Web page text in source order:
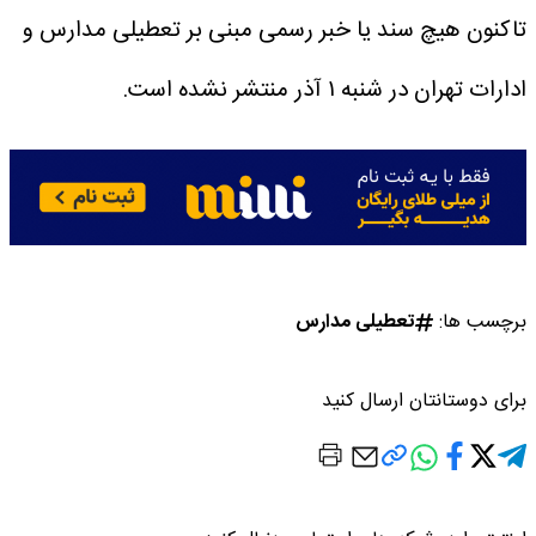
تاکنون هیچ سند یا خبر رسمی مبنی بر تعطیلی مدارس و
ادارات تهران در شنبه ۱ آذر منتشر نشده است.
برچسب ها: تعطیلی مدارس
برای دوستانتان ارسال کنید